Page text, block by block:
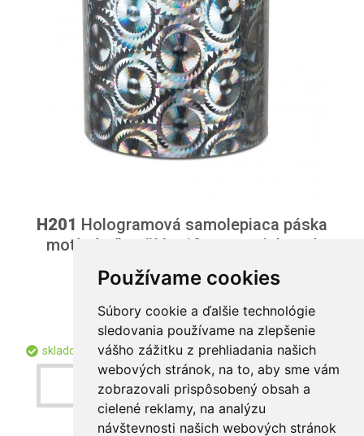
Používame cookies
Súbory cookie a ďalšie technológie
sledovania používame na zlepšenie
vášho zážitku z prehliadania našich
webových stránok, na to, aby sme vám
zobrazovali prispôsobený obsah a
cielené reklamy, na analýzu
návštevnosti našich webových stránok
H201 Hologramová samolepiaca páska
motív 6 píla - šírka 10cm – strieborná
od 52,402 € bez DPH
skladom 400201
Detail produktu